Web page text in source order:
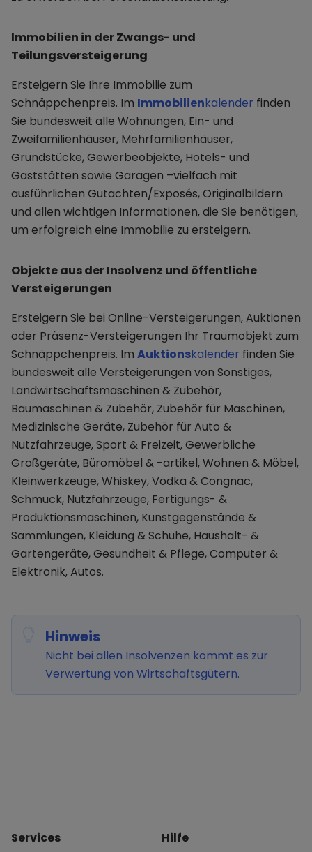
Immobilien in der Zwangs- und
Teilungsversteigerung
Ersteigern Sie Ihre Immobilie zum
Schnäppchenpreis. Im Immobilienkalender finden
Sie bundesweit alle Wohnungen, Ein- und
Zweifamilienhäuser, Mehrfamilienhäuser,
Grundstücke, Gewerbeobjekte, Hotels- und
Gaststätten sowie Garagen –vielfach mit
ausführlichen Gutachten/Exposés, Originalbildern
und allen wichtigen Informationen, die Sie benötigen,
um erfolgreich eine Immobilie zu ersteigern.
Objekte aus der Insolvenz und öffentliche
Versteigerungen
Ersteigern Sie bei Online-Versteigerungen, Auktionen
oder Präsenz-Versteigerungen Ihr Traumobjekt zum
Schnäppchenpreis. Im Auktionskalender finden Sie
bundesweit alle Versteigerungen von Sonstiges,
Landwirtschaftsmaschinen & Zubehör,
Baumaschinen & Zubehör, Zubehör für Maschinen,
Medizinische Geräte, Zubehör für Auto &
Nutzfahrzeuge, Sport & Freizeit, Gewerbliche
Großgeräte, Büromöbel & -artikel, Wohnen & Möbel,
Kleinwerkzeuge, Whiskey, Vodka & Congnac,
Schmuck, Nutzfahrzeuge, Fertigungs- &
Produktionsmaschinen, Kunstgegenstände &
Sammlungen, Kleidung & Schuhe, Haushalt- &
Gartengeräte, Gesundheit & Pflege, Computer &
Elektronik, Autos.
Hinweis
Nicht bei allen Insolvenzen kommt es zur
Verwertung von Wirtschaftsgütern.
Services Hilfe